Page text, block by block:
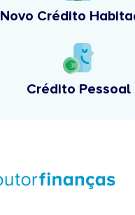
Novo Crédito
Crédito Pessoal